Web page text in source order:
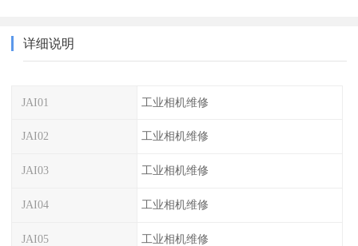
详细说明
JAI01 工业相机维修
JAI02 工业相机维修
JAI03 工业相机维修
JAI04 工业相机维修
JAI05 工业相机维修